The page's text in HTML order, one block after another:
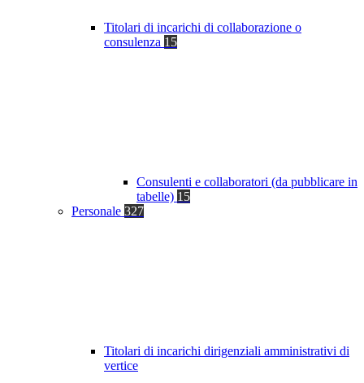
Titolari di incarichi di collaborazione o
consulenza 15
Consulenti e collaboratori (da pubblicare in
tabelle) 15
Personale 327
Titolari di incarichi dirigenziali amministrativi di
vertice